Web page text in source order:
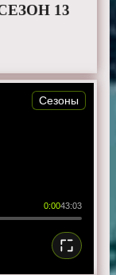
13
0:0043:03
Сезоны